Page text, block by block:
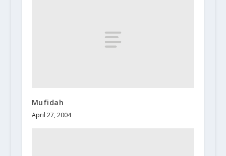
Mufidah
April 27, 2004